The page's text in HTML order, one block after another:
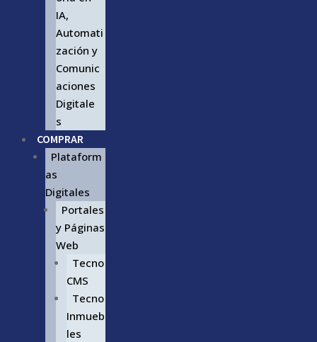
IA,
Automati
zación y
Comunic
aciones
Digitale
s
COMPRAR
Plataform
as
Digitales
Portales
y Páginas
Web
Tecno
CMS
Tecno
Inmueb
les